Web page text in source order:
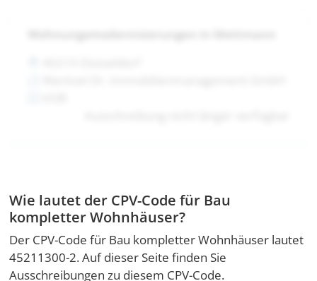
Wie lautet der CPV-Code für Bau
kompletter Wohnhäuser?
Der CPV-Code für Bau kompletter Wohnhäuser lautet
45211300-2. Auf dieser Seite finden Sie
Ausschreibungen zu diesem CPV-Code.